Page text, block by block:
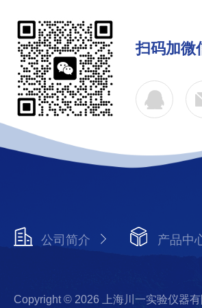
扫码加微
公司简介 产品中
Copyright © 2026 上海川一实验仪器